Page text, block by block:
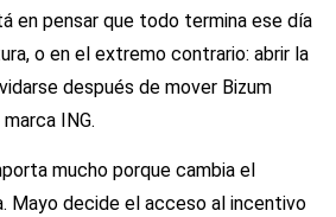
en pensar que todo termina ese día
o en el extremo contrario: abrir la
después de mover Bizum
ING.
mucho porque cambia el
Mayo decide el acceso al incentivo